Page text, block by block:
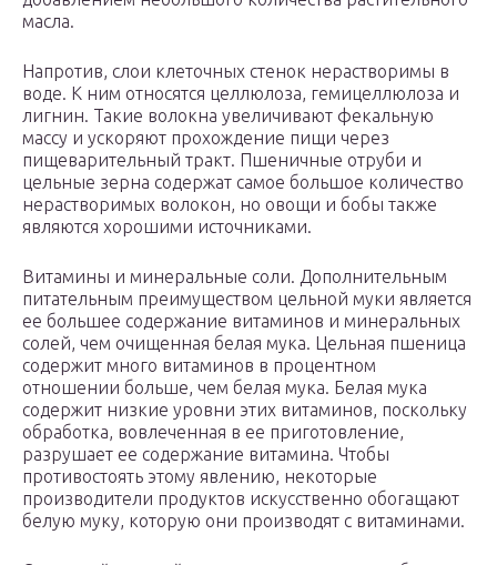
масла.
Напротив, слои клеточных стенок нерастворимы в
воде. К ним относятся целлюлоза, гемицеллюлоза и
лигнин. Такие волокна увеличивают фекальную
массу и ускоряют прохождение пищи через
пищеварительный тракт. Пшеничные отруби и
цельные зерна содержат самое большое количество
нерастворимых волокон, но овощи и бобы также
являются хорошими источниками.
Витамины и минеральные соли. Дополнительным
питательным преимуществом цельной муки является
ее большее содержание витаминов и минеральных
солей, чем очищенная белая мука. Цельная пшеница
содержит много витаминов в процентном
отношении больше, чем белая мука. Белая мука
содержит низкие уровни этих витаминов, поскольку
обработка, вовлеченная в ее приготовление,
разрушает ее содержание витамина. Чтобы
противостоять этому явлению, некоторые
производители продуктов искусственно обогащают
белую муку, которую они производят с витаминами.